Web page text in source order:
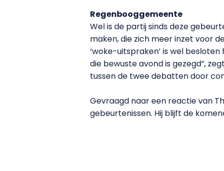
Regenbooggemeente
Wel is de partij sinds deze
maken, die zich meer inzet voor
‘woke-uitspraken’ is wel
die bewuste avond is gezegd”,
tussen de twee debatten door
Gevraagd naar een reactie van
gebeurtenissen. Hij blijft de